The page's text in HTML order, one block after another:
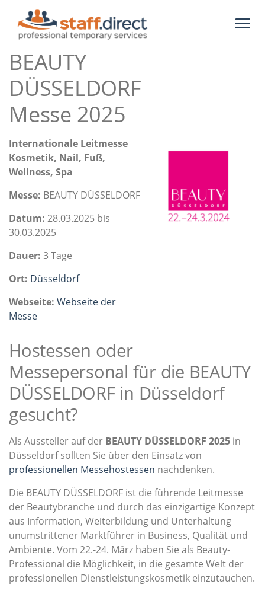
Toggle
BEAUTY
DÜSSELDORF
Messe 2025
Internationale Leitmesse
Kosmetik, Nail, Fuß,
Wellness, Spa
Messe: BEAUTY DÜSSELDORF
Datum: 28.03.2025 bis
30.03.2025
Dauer: 3 Tage
Ort: Düsseldorf
Webseite: Webseite der
Messe
Hostessen oder
Messepersonal für die BEAUTY
DÜSSELDORF in Düsseldorf
gesucht?
Als Aussteller auf der BEAUTY DÜSSELDORF 2025 in
Düsseldorf sollten Sie über den Einsatz von
professionellen Messehostessen nachdenken.
Die BEAUTY DÜSSELDORF ist die führende Leitmesse
der Beautybranche und durch das einzigartige Konzept
aus Information, Weiterbildung und Unterhaltung
unumstrittener Marktführer in Business, Qualität und
Ambiente. Vom 22.-24. März haben Sie als Beauty-
Professional die Möglichkeit, in die gesamte Welt der
professionellen Dienstleistungskosmetik einzutauchen.